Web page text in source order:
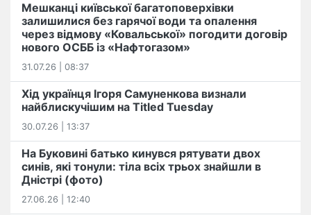
Мешканці київської багатоповерхівки
залишилися без гарячої води та опалення
через відмову «Ковальської» погодити договір
нового ОСББ із «Нафтогазом»
31.07.26 | 08:37
Хід українця Ігоря Самуненкова визнали
найблискучішим на Titled Tuesday
30.07.26 | 13:37
На Буковині батько кинувся рятувати двох
синів, які тонули: тіла всіх трьох знайшли в
Дністрі (фото)
27.06.26 | 12:40